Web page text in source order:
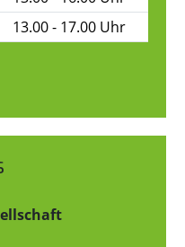
13.00 - 17.00 Uhr